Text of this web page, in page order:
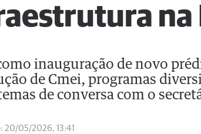
na
inauguração de novo
de Cmei, programas
de conversa com o
20/05/2026, 13:41